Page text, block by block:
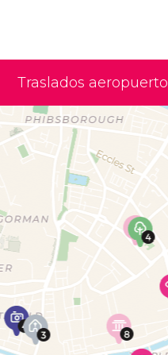
Traslados aeropuerto